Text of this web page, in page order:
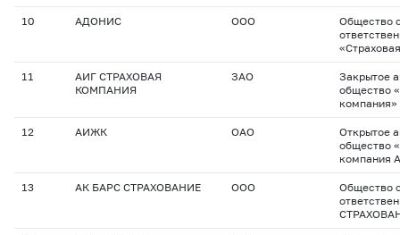
10 АДОНИС ООО
Общество
11
АИГ СТРАХОВАЯ
КОМПАНИЯ
ЗАО
Закрытое
общество
компания»
12 АИЖК ОАО
Открытое
общество
компания
13 АК БАРС СТРАХОВАНИЕ ООО
Общество